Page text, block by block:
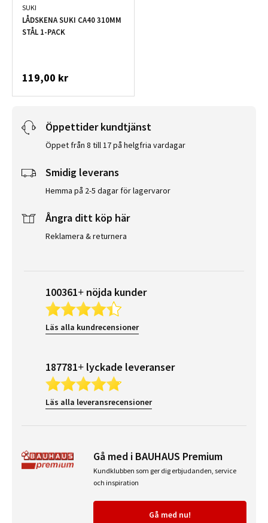
SUKI
LÅDSKENA SUKI CA40 310MM
STÅL 1-PACK
119,00 kr
Öppettider kundtjänst
Öppet från 8 till 17 på helgfria vardagar
Smidig leverans
Hemma på 2-5 dagar för lagervaror
Ångra ditt köp här
Reklamera & returnera
100361+ nöjda kunder
Läs alla kundrecensioner
187781+ lyckade leveranser
Läs alla leveransrecensioner
Gå med i BAUHAUS Premium
Kundklubben som ger dig erbjudanden, service
och inspiration
Gå med nu!